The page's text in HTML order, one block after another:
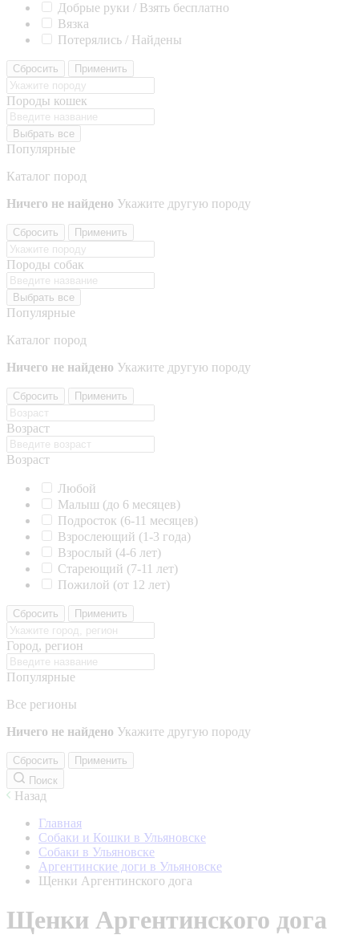
Добрые руки / Взять бесплатно
Вязка
Потерялись / Найдены
Сбросить Применить
Породы кошек
Выбрать все
Популярные
Каталог пород
Ничего не найдено Укажите другую породу
Сбросить Применить
Породы собак
Выбрать все
Популярные
Каталог пород
Ничего не найдено Укажите другую породу
Сбросить Применить
Возраст
Возраст
Любой
Малыш (до 6 месяцев)
Подросток (6-11 месяцев)
Взрослеющий (1-3 года)
Взрослый (4-6 лет)
Стареющий (7-11 лет)
Пожилой (от 12 лет)
Сбросить Применить
Город, регион
Популярные
Все регионы
Ничего не найдено Укажите другую породу
Сбросить
Применить
Поиск
Назад
Главная
Собаки и Кошки в Ульяновске
Собаки в Ульяновске
Аргентинские доги в Ульяновске
Щенки Аргентинского дога
Щенки Аргентинского дога